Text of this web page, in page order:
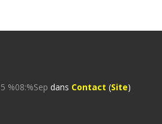
%08:%Sep dans Contact (Site)